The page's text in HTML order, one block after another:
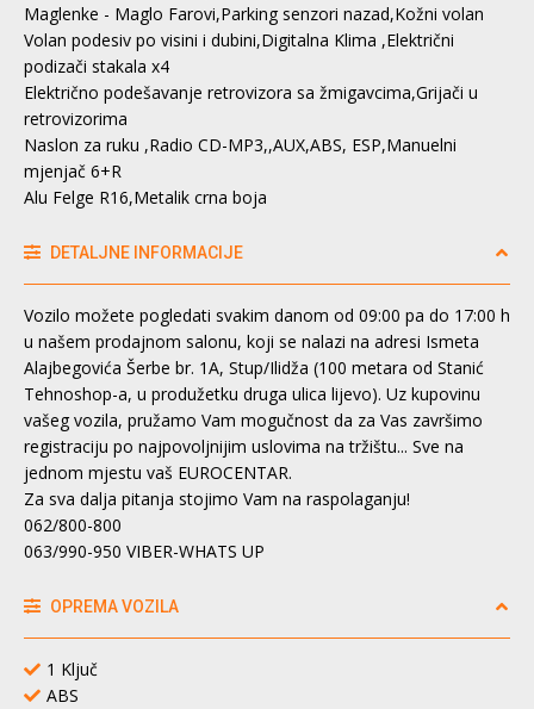
Maglenke - Maglo Farovi,Parking senzori nazad,Kožni volan
Volan podesiv po visini i dubini,Digitalna Klima ,Električni
podizači stakala x4
Električno podešavanje retrovizora sa žmigavcima,Grijači u
retrovizorima
Naslon za ruku ,Radio CD-MP3,,AUX,ABS, ESP,Manuelni
mjenjač 6+R
Alu Felge R16,Metalik crna boja
DETALJNE INFORMACIJE
Vozilo možete pogledati svakim danom od 09:00 pa do 17:00 h
u našem prodajnom salonu, koji se nalazi na adresi Ismeta
Alajbegovića Šerbe br. 1A, Stup/Ilidža (100 metara od Stanić
Tehnoshop-a, u produžetku druga ulica lijevo). Uz kupovinu
vašeg vozila, pružamo Vam mogučnost da za Vas završimo
registraciju po najpovoljnijim uslovima na tržištu... Sve na
jednom mjestu vaš EUROCENTAR.
Za sva dalja pitanja stojimo Vam na raspolaganju!
062/800-800
063/990-950 VIBER-WHATS UP
OPREMA VOZILA
1 Ključ
ABS